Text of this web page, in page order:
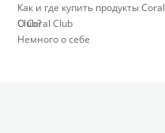
Как и где купить продукты Coral
Club?
О Coral Club
Немного о себе